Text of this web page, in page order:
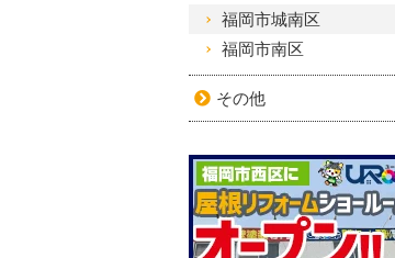
福岡市城南区
福岡市南区
その他